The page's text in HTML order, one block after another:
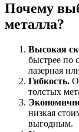
Почему
металла?
Высокая
быстрее по
лазерная
Гибкость.
толстых
низкая
выгодным.